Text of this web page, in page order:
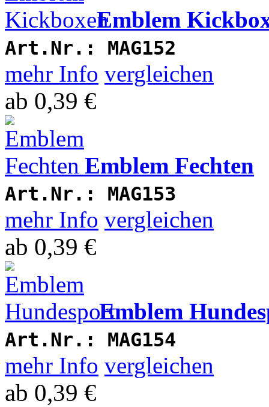
Emblem
Art.Nr.: MAG152
mehr Info vergleichen
ab 0,39 €
Emblem Fechten
Art.Nr.: MAG153
mehr Info vergleichen
ab 0,39 €
Emblem
Art.Nr.: MAG154
mehr Info vergleichen
ab 0,39 €